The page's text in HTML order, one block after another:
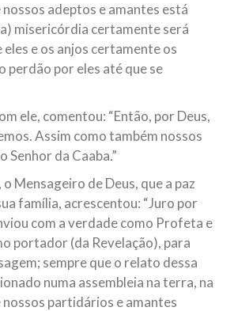
adeptos e amantes está
misericórdia certamente será
e os anjos certamente os
perdão por eles até que se
ele, comentou: “Então, por Deus,
Assim como também nossos
Senhor da Caaba.”
o Mensageiro de Deus, que a paz
família, acrescentou: “Juro por
com a verdade como Profeta e
portador (da Revelação), para
sempre que o relato dessa
numa assembleia na terra, na
nossos partidários e amantes